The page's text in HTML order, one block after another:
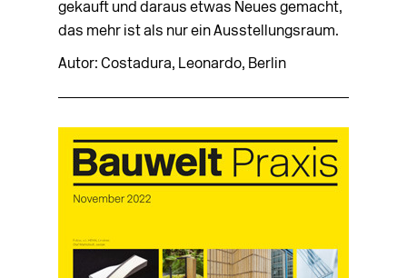
gekauft und daraus etwas Neues gemacht,
das mehr ist als nur ein Ausstellungsraum.
Autor: Costadura, Leonardo, Berlin